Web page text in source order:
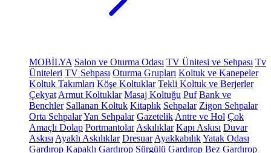
MOBİLYA Salon ve Oturma Odası TV Ünitesi ve Sehpası Tv
Üniteleri TV Sehpası Oturma Grupları Koltuk ve Kanepeler
Koltuk Takımları Köşe Koltuklar Tekli Koltuk ve Berjerler
Çekyat Armut Koltuklar Masaj Koltuğu Puf Bank ve
Benchler Sallanan Koltuk Kitaplık Sehpalar Zigon Sehpalar
Orta SehpalarYan Sehpalar Gazetelik Antre ve Hol Çok
Amaçlı Dolap Portmantolar Askılıklar Kapı Askısı Duvar
Askısı Ayaklı Askılıklar Dresuar AyakkabılıkYatak Odası
Gardırop Kapaklı Gardırop Sürgülü Gardırop Bez Gardırop